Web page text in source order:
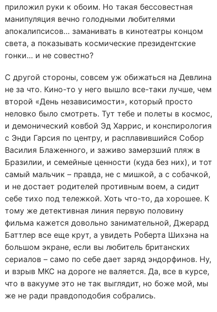
приложил руки к обоим. Но такая бессовестная
манипуляция вечно голодными любителями
апокалипсисов… заманивать в кинотеатры концом
света, а показывать космические президентские
гонки… и не совестно?
С другой стороны, совсем уж обижаться на Девлина
не за что. Кино-то у него вышло все-таки лучше, чем
второй «День независимости», который просто
неловко было смотреть. Тут тебе и полеты в космос,
и демонический ковбой Эд Харрис, и конспирология
с Энди Гарсия по центру, и расплавившийся Собор
Василия Блаженного, и заживо замерзший пляж в
Бразилии, и семейные ценности (куда без них), и тот
самый мальчик – правда, не с мишкой, а с собачкой,
и не достает родителей противным воем, а сидит
себе тихо под тележкой. Хоть что-то, да хорошее. К
тому же детективная линия первую половину
фильма кажется довольно занимательной, Джерард
Баттлер все еще крут, а увидеть Роберта Шихэна на
большом экране, если вы любитель британских
сериалов – само по себе дает заряд эндорфинов. Ну,
и взрыв МКС на дороге не валяется. Да, все в курсе,
что в вакууме это не так выглядит, но боже мой, мы
же не ради правдоподобия собрались.